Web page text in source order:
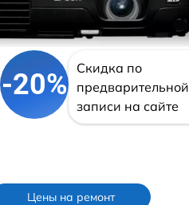
-20%
Скидка по
предварительной
записи на сайте
Цены на ремонт